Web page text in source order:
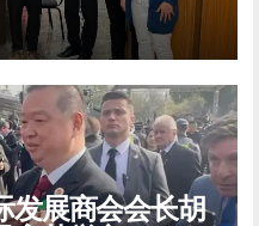
发展商会会长胡